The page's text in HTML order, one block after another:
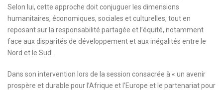
Selon lui, cette approche doit conjuguer les dimensions
humanitaires, économiques, sociales et culturelles, tout en
reposant sur la responsabilité partagée et l’équité, notamment
face aux disparités de développement et aux inégalités entre le
Nord et le Sud.
Dans son intervention lors de la session consacrée à « un avenir
prospère et durable pour l’Afrique et l’Europe et le partenariat pour